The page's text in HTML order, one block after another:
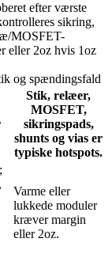
efter værste
sikring,
MOSFET-
eller 2oz hvis 1oz
og spændingsfald
Stik, relæer,
MOSFET,
sikringspads,
shunts og vias er
typiske hotspots.
Varme eller
lukkede moduler
kræver margin
eller 2oz.